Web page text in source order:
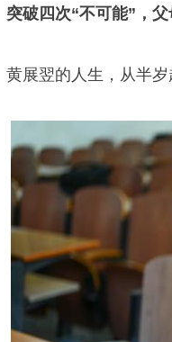
突破四次“不可能”，
黄展翌的人生，从半岁